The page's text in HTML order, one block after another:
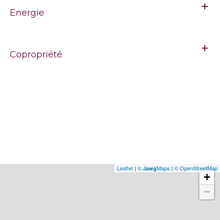
Energie
Copropriété
+
−
Leaflet | © JawgMaps | © OpenStreetMap